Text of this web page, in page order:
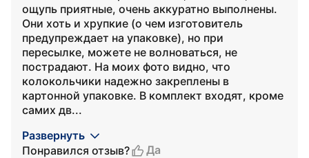
ощупь приятные, очень аккуратно выполнены.
Они хоть и хрупкие (о чем изготовитель
предупреждает на упаковке), но при
пересылке, можете не волноваться, не
пострадают. На моих фото видно, что
колокольчики надежно закреплены в
картонной упаковке. В комплект входят, кроме
самих дв...
Развернуть
Понравился отзыв?
Да